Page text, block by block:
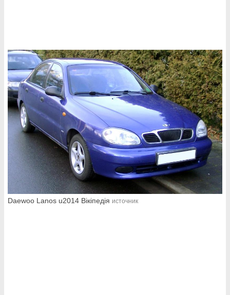
Daewoo Lanos u2014 Вікіпедія источник